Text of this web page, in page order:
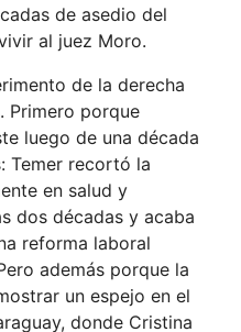
de asedio del
al juez Moro.
de la derecha
Primero porque
luego de una década
Temer recortó la
en salud y
dos décadas y acaba
reforma laboral
además porque la
un espejo en el
donde Cristina